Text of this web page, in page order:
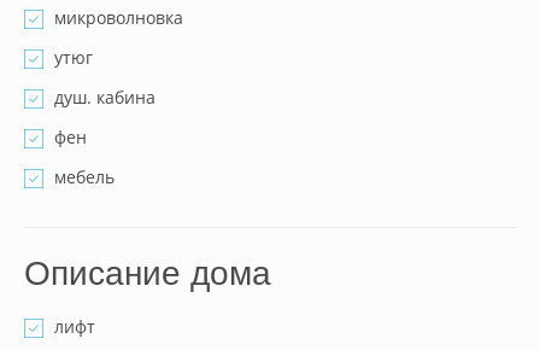
микроволновка
утюг
душ. кабина
фен
мебель
Описание дома
лифт